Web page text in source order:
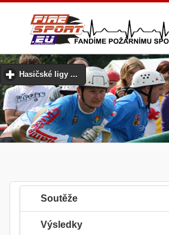
Hasičské ligy ... click to expand contents
Soutěže
Výsledky